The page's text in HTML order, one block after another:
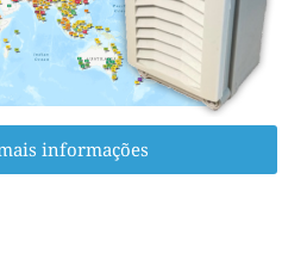
informações